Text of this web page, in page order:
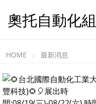
奧托自動化
HOME 最新消息